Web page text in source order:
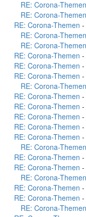
RE: Corona-Themen
RE: Corona-Themen
RE: Corona-Themen -
RE: Corona-Themen
RE: Corona-Themen
RE: Corona-Themen -
RE: Corona-Themen -
RE: Corona-Themen -
RE: Corona-Themen
RE: Corona-Themen -
RE: Corona-Themen -
RE: Corona-Themen -
RE: Corona-Themen -
RE: Corona-Themen -
RE: Corona-Themen
RE: Corona-Themen -
RE: Corona-Themen -
RE: Corona-Themen
RE: Corona-Themen -
RE: Corona-Themen -
RE: Corona-Themen